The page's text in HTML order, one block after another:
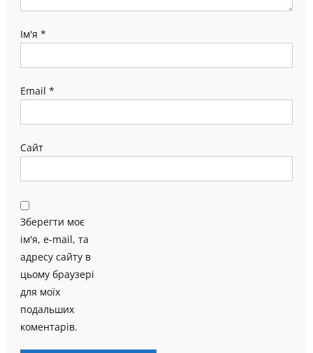
Ім'я *
Email *
Сайт
Зберегти моє
ім'я, e-mail, та
адресу сайту в
цьому браузері
для моїх
подальших
коментарів.